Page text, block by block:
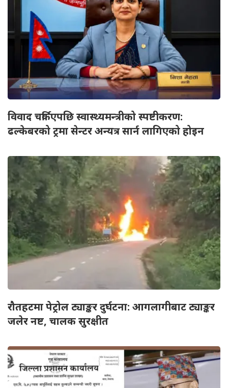
विवाद चर्किएपछि स्वास्थ्यमन्त्रीको स्पष्टीकरण:
ढल्केबरको ट्रमा सेन्टर अन्यत्र सार्न लागिएको होइन
रौतहटमा पेट्रोल ट्याङ्कर दुर्घटना: आगलागीबाट ट्याङ्कर
जलेर नष्ट, चालक सुरक्षीत